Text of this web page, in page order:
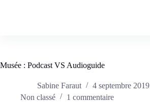
Musée : Podcast VS Audioguide
Sabine Faraut
4 septembre 2019
Non classé
1 commentaire